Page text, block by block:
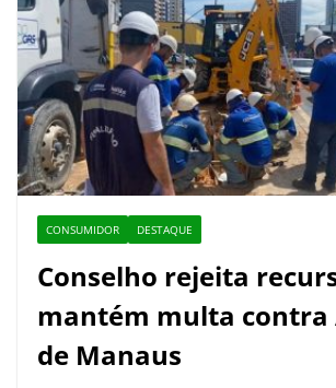
CONSUMIDOR DESTAQUE
Conselho rejeita
mantém multa contra
de Manaus